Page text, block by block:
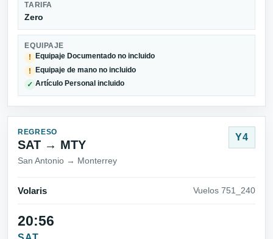
TARIFA
Zero
EQUIPAJE
!
Equipaje Documentado no incluido
! Equipaje de mano no incluido
✓ Artículo Personal incluido
REGRESO
SAT → MTY
San Antonio → Monterrey
Y4
Volaris Vuelos 751_240
20:56